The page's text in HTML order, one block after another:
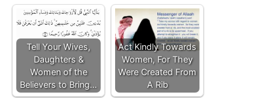
Tell Your Wives,
Daughters &
Women of the
Believers to Bring…
Act Kindly Towards
Women, For They
Were Created From
A Rib